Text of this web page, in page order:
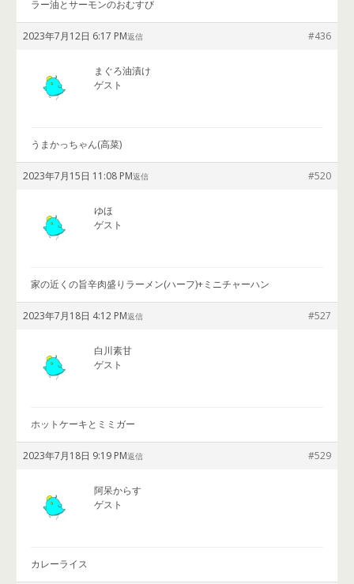
ラー油とサーモンのおむすび
2023年7月12日 6:17 PM #436
返信
まぐろ油漬け
ゲスト
うまかっちゃん(高菜)
2023年7月15日 11:08 PM #520
返信
ゆほ
ゲスト
家の近くの旨辛肉盛りラーメン(ハーフ)+ミニチャーハン
2023年7月18日 4:12 PM #527
返信
白川素甘
ゲスト
ホットケーキとミミガー
2023年7月18日 9:19 PM #529
返信
阿呆からす
ゲスト
カレーライス